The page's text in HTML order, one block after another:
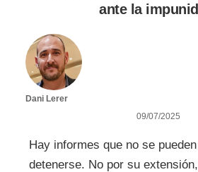
ante la
Dani Lerer
09/07/2025
Hay informes que no se
detenerse. No por su